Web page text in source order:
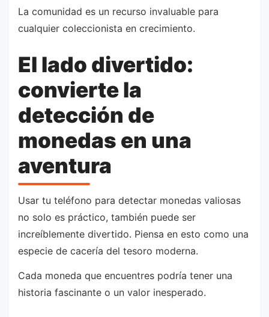
La comunidad es un recurso invaluable para
cualquier coleccionista en crecimiento.
El lado divertido:
convierte la
detección de
monedas en una
aventura
Usar tu teléfono para detectar monedas valiosas
no solo es práctico, también puede ser
increíblemente divertido. Piensa en esto como una
especie de cacería del tesoro moderna.
Cada moneda que encuentres podría tener una
historia fascinante o un valor inesperado.